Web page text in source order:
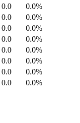
0.0
0.0%
0.0
0.0%
0.0
0.0%
0.0
0.0%
0.0
0.0%
0.0
0.0%
0.0
0.0%
0.0
0.0%